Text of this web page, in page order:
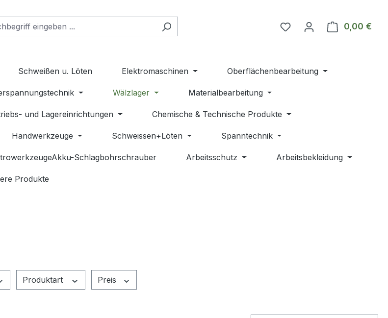
Du hast 0 Produkte auf
0,00 €
Schweißen u. Löten Elektromaschinen Oberflächenbearbeitung
Wälzlager Materialbearbeitung
und Lagereinrichtungen Chemische & Technische Produkte
Handwerkzeuge Schweissen+Löten Spanntechnik
Schlagbohrschrauber Arbeitsschutz Arbeitsbekleidung
Produkte
Produktart Preis